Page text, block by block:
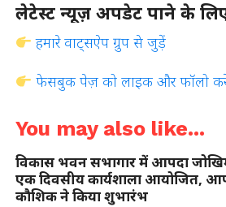
लेटेस्ट न्यूज़ अपडेट पाने के
हमारे वाट्सऐप ग्रुप से जुड़ें
फेसबुक पेज़ को लाइक और फॉलो
You may also like...
विकास भवन सभागार में आपदा
एक दिवसीय कार्यशाला आयोजित,
कौशिक ने किया शुभारंभ